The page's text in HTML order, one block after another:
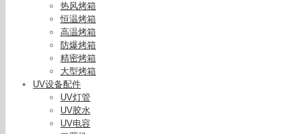
热风烤箱
恒温烤箱
高温烤箱
防爆烤箱
精密烤箱
大型烤箱
UV设备配件
UV灯管
UV胶水
UV电容